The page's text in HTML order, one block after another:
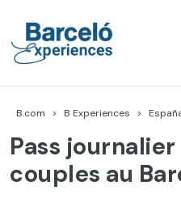
contenu
B.com B Experiences
Pass
couples au